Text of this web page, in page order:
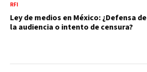
RFI
Ley de medios en México: ¿Defensa de
la audiencia o intento de censura?